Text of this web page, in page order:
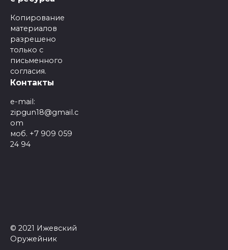
Копирование
материалов
разрешено
только с
письменного
согласия.
Контакты
e-mail:
zipgun18@gmail.c
om
моб. +7 909 059
24 94
© 2021 Ижевский
Оружейник